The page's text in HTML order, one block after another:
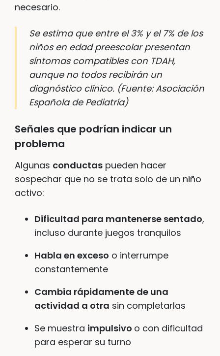
necesario.
Se estima que entre el 3% y el 7% de los
niños en edad preescolar presentan
síntomas compatibles con TDAH,
aunque no todos recibirán un
diagnóstico clínico. (Fuente: Asociación
Española de Pediatría)
Señales que podrían indicar un
problema
Algunas conductas pueden hacer
sospechar que no se trata solo de un niño
activo:
Dificultad para mantenerse sentado,
incluso durante juegos tranquilos
Habla en exceso o interrumpe
constantemente
Cambia rápidamente de una
actividad a otra sin completarlas
Se muestra impulsivo o con dificultad
para esperar su turno